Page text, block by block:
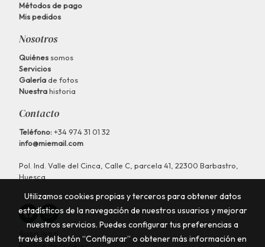
Métodos de pago
Mis pedidos
Nosotros
Quiénes somos
Servicios
Galería de fotos
Nuestrahistoria
Contacto
Teléfono:+34 974 31 01 32
info@miemail.com
Pol. Ind. Valle del Cinca, Calle C, parcela 41, 22300 Barbastro,
Huesca
Aviso legal
Utilizamos cookies propias y terceros para obtener datos
estadísticos de la navegación de nuestros usuarios y mejorar
nuestros servicios. Puedes configurar tus preferencias a
través del botón “Configurar” o obtener más información en